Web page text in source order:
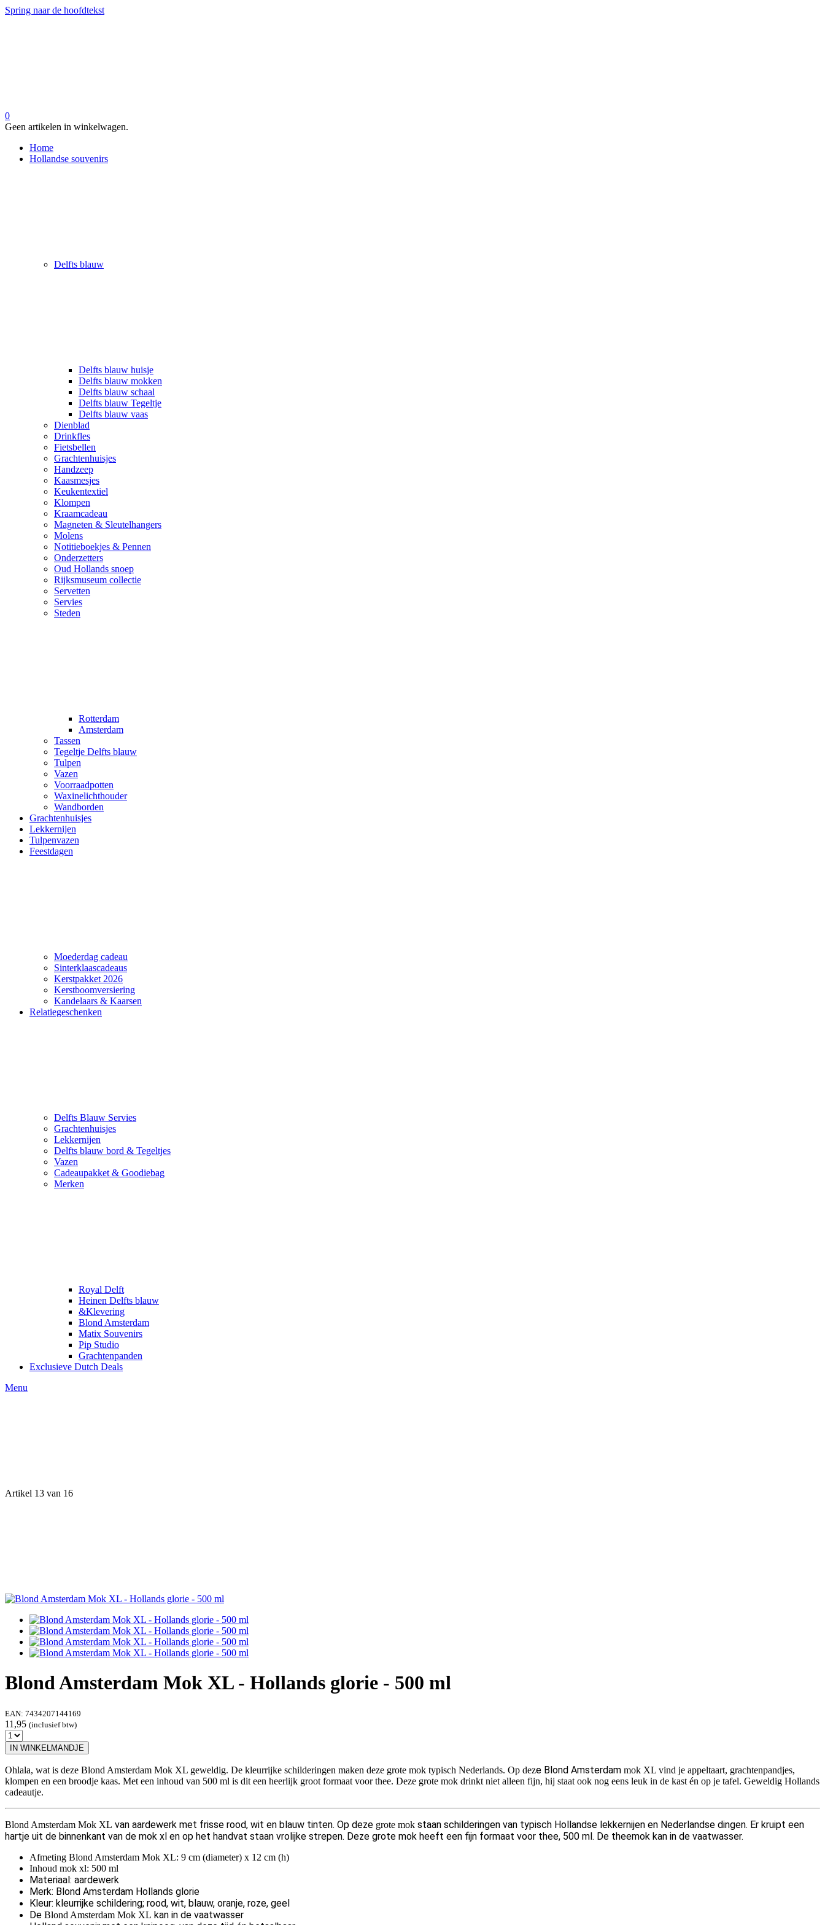
Spring naar de hoofdtekst
0
Geen artikelen in winkelwagen.
Home
Hollandse souvenirs
Delfts blauw
Delfts blauw huisje
Delfts blauw mokken
Delfts blauw schaal
Delfts blauw Tegeltje
Delfts blauw vaas
Dienblad
Drinkfles
Fietsbellen
Grachtenhuisjes
Handzeep
Kaasmesjes
Keukentextiel
Klompen
Kraamcadeau
Magneten & Sleutelhangers
Molens
Notitieboekjes & Pennen
Onderzetters
Oud Hollands snoep
Rijksmuseum collectie
Servetten
Servies
Steden
Rotterdam
Amsterdam
Tassen
Tegeltje Delfts blauw
Tulpen
Vazen
Voorraadpotten
Waxinelichthouder
Wandborden
Grachtenhuisjes
Lekkernijen
Tulpenvazen
Feestdagen
Moederdag cadeau
Sinterklaascadeaus
Kerstpakket 2026
Kerstboomversiering
Kandelaars & Kaarsen
Relatiegeschenken
Delfts Blauw Servies
Grachtenhuisjes
Lekkernijen
Delfts blauw bord & Tegeltjes
Vazen
Cadeaupakket & Goodiebag
Merken
Royal Delft
Heinen Delfts blauw
&Klevering
Blond Amsterdam
Matix Souvenirs
Pip Studio
Grachtenpanden
Exclusieve Dutch Deals
Menu
Artikel 13 van 16
Blond Amsterdam Mok XL - Hollands glorie - 500 ml
EAN: 7434207144169
11,95 (inclusief btw)
IN WINKELMANDJE
Ohlala, wat is deze Blond Amsterdam Mok XL geweldig. De kleurrijke schilderingen maken deze grote mok typisch Nederlands. Op deze Blond Amsterdam mok XL vind je appeltaart, grachtenpandjes,
klompen en een broodje kaas. Met een inhoud van 500 ml is dit een heerlijk groot formaat voor thee. Deze grote mok drinkt niet alleen fijn, hij staat ook nog eens leuk in de kast én op je tafel. Geweldig Hollands
cadeautje.
Blond Amsterdam Mok XL van aardewerk met frisse rood, wit en blauw tinten. Op deze grote mok staan schilderingen van typisch Hollandse lekkernijen en Nederlandse dingen. Er kruipt een
hartje uit de binnenkant van de mok xl en op het handvat staan vrolijke strepen. Deze grote mok heeft een fijn formaat voor thee, 500 ml. De theemok kan in de vaatwasser.
Afmeting Blond Amsterdam Mok XL: 9 cm (diameter) x 12 cm (h)
Inhoud mok xl: 500 ml
Materiaal: aardewerk
Merk: Blond Amsterdam Hollands glorie
Kleur: kleurrijke schildering; rood, wit, blauw, oranje, roze, geel
De Blond Amsterdam Mok XL kan in de vaatwasser